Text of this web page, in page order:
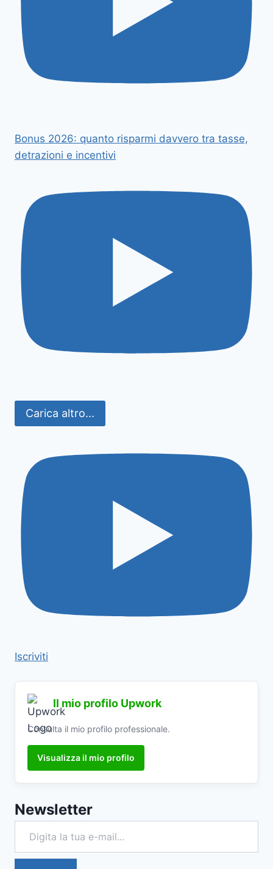
Bonus 2026: quanto risparmi davvero tra tasse,
detrazioni e incentivi
Carica altro...
Iscriviti
Il mio profilo Upwork
Consulta il mio profilo professionale.
Visualizza il mio profilo
Newsletter
Digita la tua e-mail...